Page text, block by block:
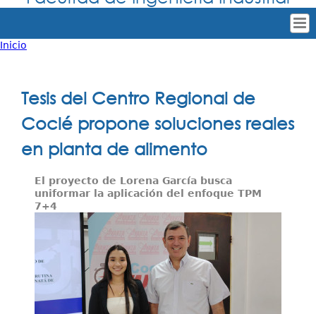
Tropical
Principal
Oferta Académica
Secretarías
Departamentos
Investigación
está
aquí
Inicio
Tesis del Centro Regional de
Coclé propone soluciones reales
en planta de alimento
El proyecto de Lorena García busca
uniformar la aplicación del enfoque TPM
7+4